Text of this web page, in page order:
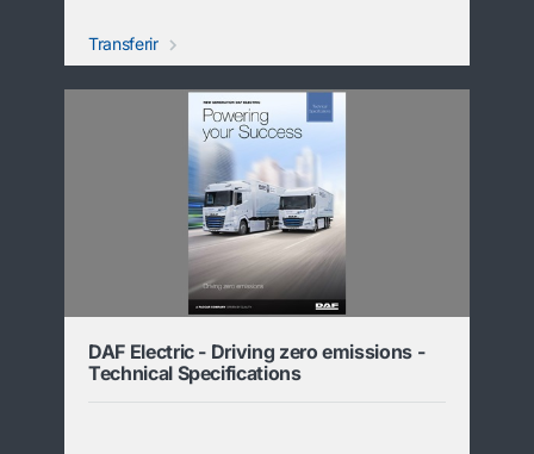
Transferir
DAF Electric - Driving zero emissions -
Technical Specifications